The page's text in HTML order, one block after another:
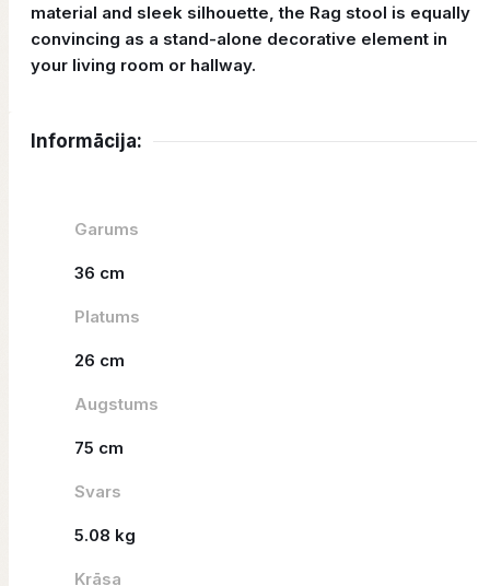
material and sleek silhouette, the Rag stool is equally
convincing as a stand-alone decorative element in
your living room or hallway.
Informācija:
Garums
36 cm
Platums
26 cm
Augstums
75 cm
Svars
5.08 kg
Krāsa